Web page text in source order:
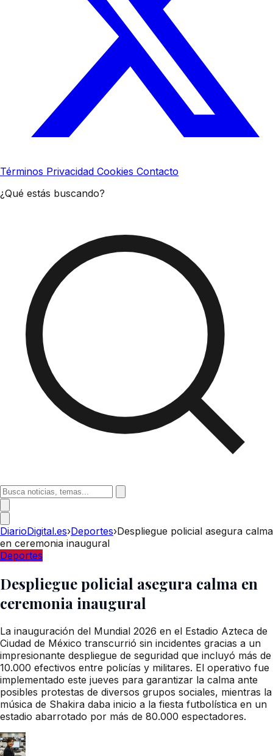
Términos Privacidad Cookies Contacto
¿Qué estás buscando?
DiarioDigital.es›Deportes›Despliegue policial asegura calma
en ceremonia inaugural
Deportes
Despliegue policial asegura calma en
ceremonia inaugural
La inauguración del Mundial 2026 en el Estadio Azteca de
Ciudad de México transcurrió sin incidentes gracias a un
impresionante despliegue de seguridad que incluyó más de
10.000 efectivos entre policías y militares. El operativo fue
implementado este jueves para garantizar la calma ante
posibles protestas de diversos grupos sociales, mientras la
música de Shakira daba inicio a la fiesta futbolística en un
estadio abarrotado por más de 80.000 espectadores.